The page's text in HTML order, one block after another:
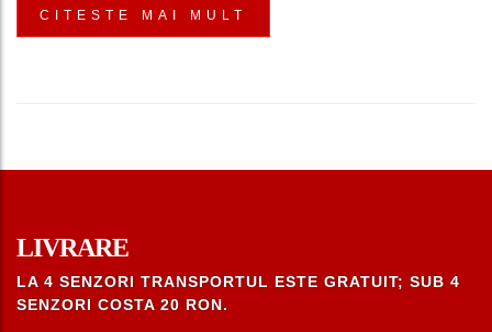
CITESTE MAI MULT
LIVRARE
LA 4 SENZORI TRANSPORTUL ESTE GRATUIT; SUB 4
SENZORI COSTA 20 RON.